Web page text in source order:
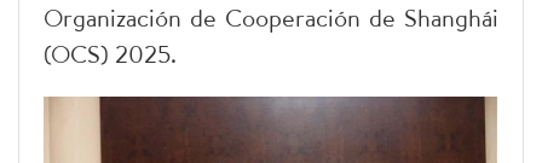
Organización de Cooperación de Shanghái
(OCS) 2025.